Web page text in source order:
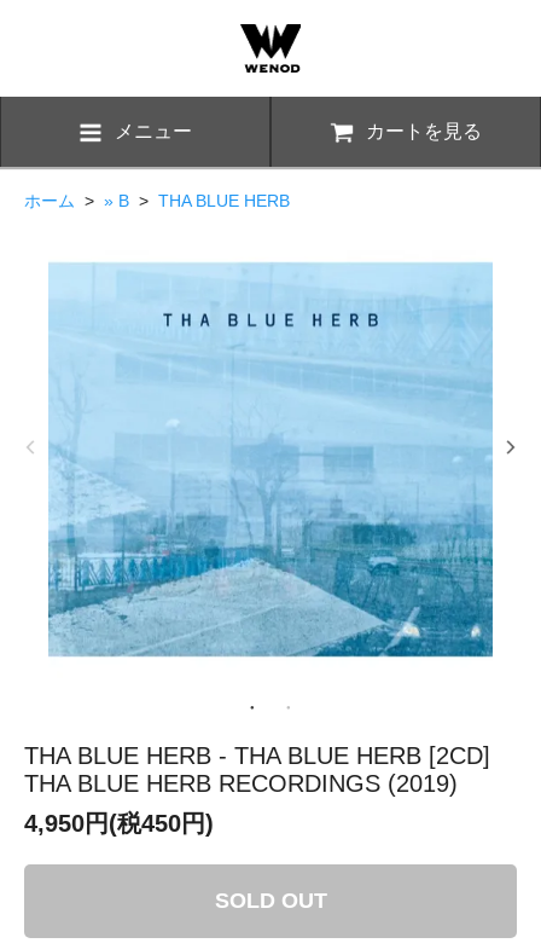
メニュー カートを見る
ホーム > » B > THA BLUE HERB
THA BLUE HERB - THA BLUE HERB [2CD]
THA BLUE HERB RECORDINGS (2019)
4,950円(税450円)
SOLD OUT